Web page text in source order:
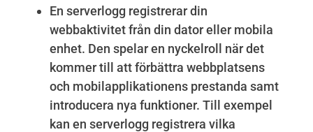
En serverlogg registrerar din
webbaktivitet från din dator eller mobila
enhet. Den spelar en nyckelroll när det
kommer till att förbättra webbplatsens
och mobilapplikationens prestanda samt
introducera nya funktioner. Till exempel
kan en serverlogg registrera vilka